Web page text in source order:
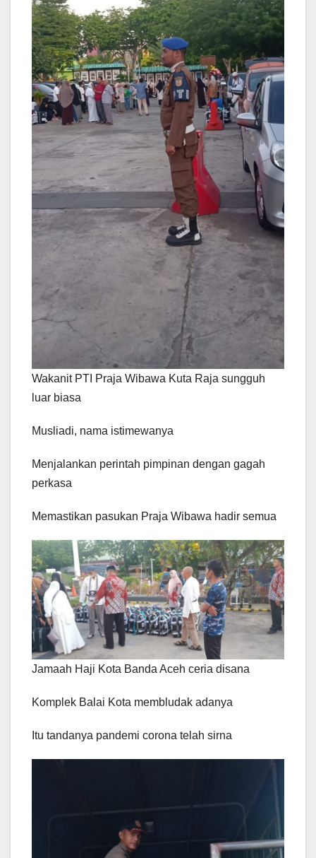
Wakanit PTI Praja Wibawa Kuta Raja sungguh
luar biasa
Musliadi, nama istimewanya
Menjalankan perintah pimpinan dengan gagah
perkasa
Memastikan pasukan Praja Wibawa hadir semua
Jamaah Haji Kota Banda Aceh ceria disana
Komplek Balai Kota membludak adanya
Itu tandanya pandemi corona telah sirna